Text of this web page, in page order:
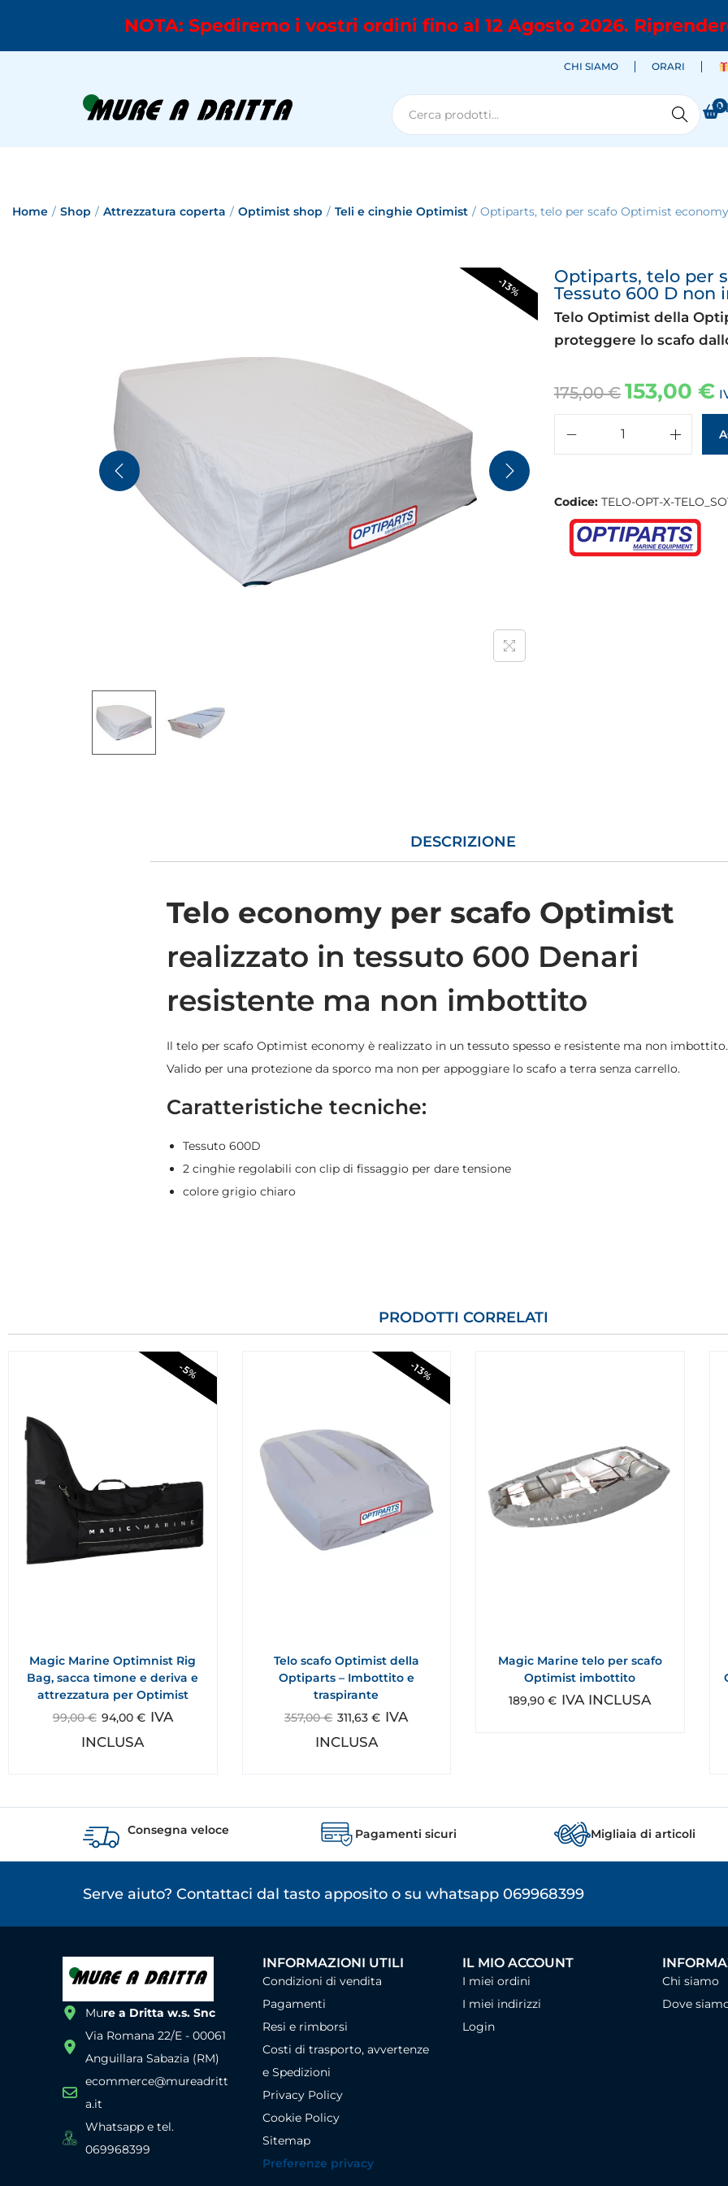
NOTA: Spediremo i vostri ordini fino al 12 Agosto 2026.
CHI SIAMO ORARI
Cerca
0
Home / Shop / Attrezzatura coperta / Optimist shop / Teli e cinghie Optimist / Optiparts, telo per scafo Optimist
-13%
Optiparts, telo per
Tessuto 600 D non
Telo Optimist della
proteggere lo scafo
175,00€ 153,00 €
Codice: TELO-OPT-X-
DESCRIZIONE
Telo economy per scafo Optimist
realizzato in tessuto 600 Denari
resistente ma non imbottito
Il telo per scafo Optimist economy è realizzato in un tessuto spesso e resistente ma non imbottito.
Valido per una protezione da sporco ma non per appoggiare lo scafo a terra senza carrello.
Caratteristiche tecniche:
Tessuto 600D
2 cinghie regolabili con clip di fissaggio per dare tensione
colore grigio chiaro
PRODOTTI CORRELATI
-5%
Magic Marine Optimnist Rig
Bag, sacca timone e deriva e
attrezzatura per Optimist
99,00€ 94,00 € IVA
INCLUSA
-13%
Telo scafo Optimist della
Optiparts – Imbottito e
traspirante
357,00€ 311,63€ IVA
INCLUSA
Magic Marine telo per scafo
Optimist imbottito
189,90€ IVA INCLUSA
Consegna veloce Pagamenti sicuri Migliaia di articoli
Serve aiuto? Contattaci dal tasto apposito o su whatsapp 069968399
Mure a Dritta w.s. Snc
Via Romana 22/E - 00061
Anguillara Sabazia (RM)
ecommerce@mureadritt
a.it
Whatsapp e tel.
069968399
INFORMAZIONI UTILI
Condizioni di vendita
Pagamenti
Resi e rimborsi
Costi di trasporto, avvertenze
e Spedizioni
Privacy Policy
Cookie Policy
Sitemap
Preferenze privacy
IL MIO ACCOUNT
I miei ordini
I miei indirizzi
Login
Chi siamo
Dove